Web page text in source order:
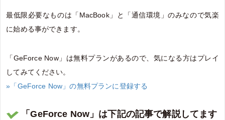
最低限必要なものは「MacBook」と「通信環境」のみなので気楽
に始める事ができます。
「GeForce Now」は無料プランがあるので、気になる方はプレイ
してみてください。
»「GeForce Now」の無料プランに登録する
「GeForce Now」は下記の記事で解説してます